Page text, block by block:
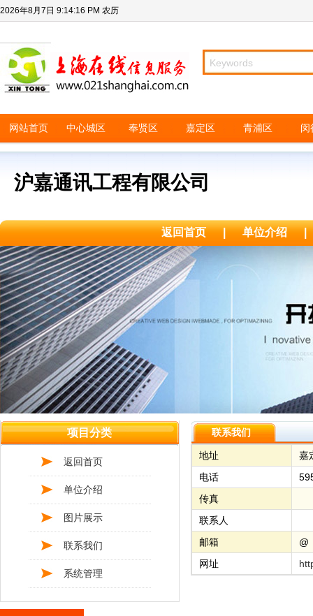
2026年8月7日 9:14:16 PM 农历
网站首页 中心城区 奉贤区 嘉定区 青浦区 闵
沪嘉通讯工程有限公司
返回首页 | 单位介绍 |
项目分类
返回首页
单位介绍
图片展示
联系我们
系统管理
联系我们
地址
嘉
电话
传真
联系人
邮箱
@
网址